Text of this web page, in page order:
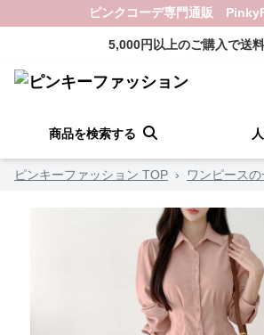
ピンクコーデ専門通販
5,000円以上のご購入で送
商品を検索する
ピンキーファッション TOP › ワンピースの